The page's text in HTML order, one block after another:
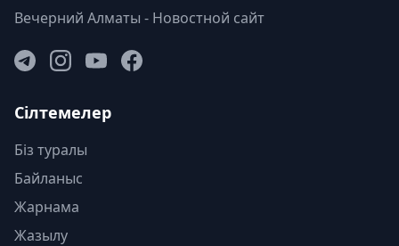
Вечерний Алматы - Новостной сайт
Сілтемелер
Біз туралы
Байланыс
Жарнама
Жазылу